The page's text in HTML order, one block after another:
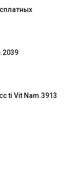
ti Vit Nam.3913